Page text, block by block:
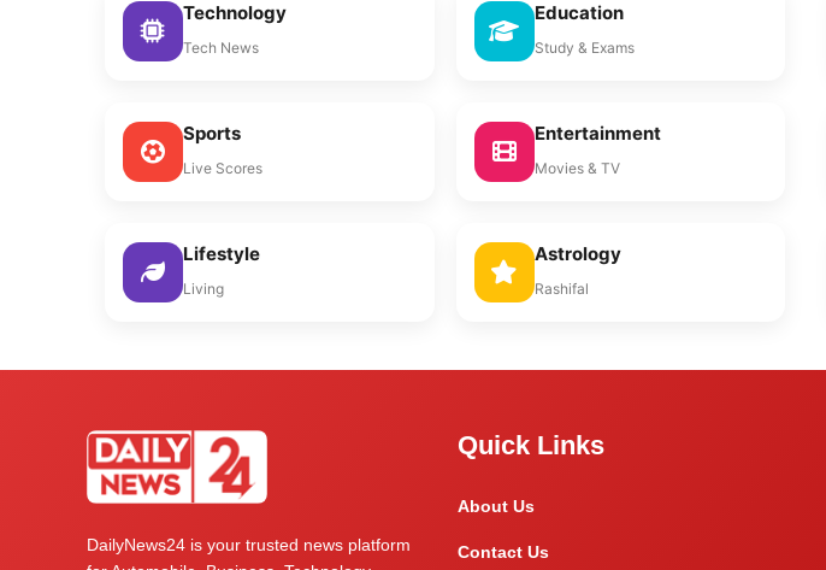
Technology
Tech News
Education
Study & Exams
Sports
Live Scores
Entertainment
Movies & TV
Lifestyle
Living
Astrology
Rashifal
DailyNews24 is your trusted news platform
Quick Links
About Us
Contact Us